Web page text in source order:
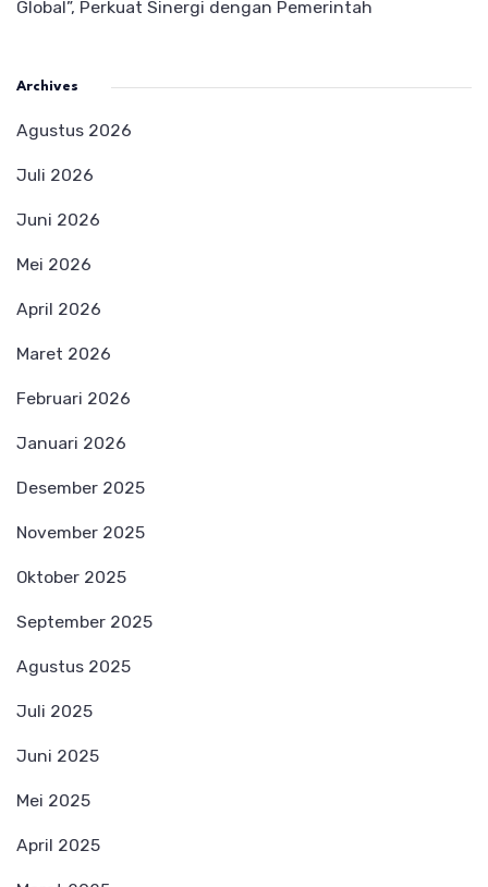
Global”, Perkuat Sinergi dengan Pemerintah
Archives
Agustus 2026
Juli 2026
Juni 2026
Mei 2026
April 2026
Maret 2026
Februari 2026
Januari 2026
Desember 2025
November 2025
Oktober 2025
September 2025
Agustus 2025
Juli 2025
Juni 2025
Mei 2025
April 2025